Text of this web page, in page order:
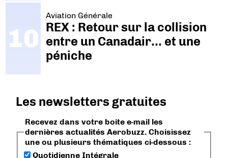
Aviation Générale
REX : Retour sur la collision
entre un Canadair… et une
péniche
Les newsletters gratuites
Recevez dans votre boite e-mail les
dernières actualités Aerobuzz. Choisissez
une ou plusieurs thématiques ci-dessous :
Quotidienne Intégrale